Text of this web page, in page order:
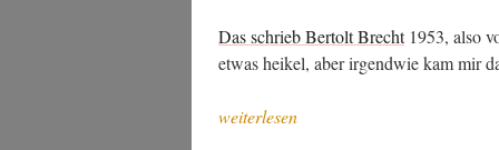
Das schrieb Ber­tolt Brecht1953, also
etwas hei­kel, aber irgend­wie kam mir
„Kei­
weiterlesen